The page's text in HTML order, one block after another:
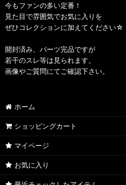
今もファンの多い定番！
見た目で雰囲気でお気に入りを
ぜひコレクションに加えてください☆
開封済み、パーツ完品ですが
若干のスレ等は見られます。
画像やご質問にてご確認下さい。
ホーム
ショッピングカート
マイページ
お気に入り